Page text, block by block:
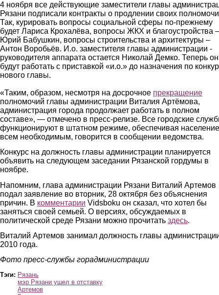
4 ноября все действующие заместители главы
Рязани подписали контракты о продлении своих
Так, курировать вопросы социальной сферы по-прежнему
будет Лариса Крохалёва, вопросы ЖКХ и благоустройства –
Юрий Бабушкин, вопросы строительства и архитектуры –
Антон Воробьёв. И.о. заместителя главы администрации -
руководителя аппарата остается Николай Демко. Теперь
будут работать с приставкой «и.о.» до назначения по
нового главы.
«Таким, образом, несмотря на досрочное прекращение
полномочий главы администрации Виталия Артёмова,
администрация города продолжает работать в полном
составе», — отмечено в пресс-релизе. Все городские
функционируют в штатном режиме, обеспечивая население
всем необходимым, говорится в сообщении ведомства.
Конкурс на должность главы администрации планируется
объявить на следующем заседании Рязанской гордумы в
ноябре.
Напомним, глава администрации Рязани Виталий Артемов
подал заявление во вторник, 28 октября без объяснения
причин. В комментарии Vidsboku он сказал, что хотел бы
заняться своей семьей. О версиях, обсуждаемых в
политической среде Рязани можно прочитать здесь.
Виталий Артемов занимал должность главы
2010 года.
Фото пресс-службы горадминистрации
Тэги: Рязань
мэр Рязани ушел в отставку
Артемов